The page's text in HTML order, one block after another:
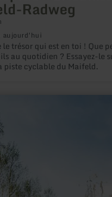
Radweg
aujourd'hui
le trésor qui est en toi ! Que
au quotidien ? Essayez-le
piste cyclable du Maifeld.